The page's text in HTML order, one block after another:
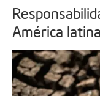
América latina